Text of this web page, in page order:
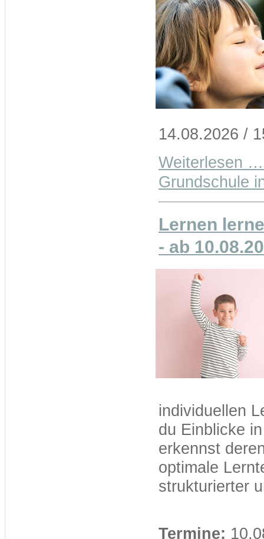
14.08.2026 /
Weiterlesen …
Grundschule
Lernen
- ab
individuellen
du Einblicke
erkennst
optimale
strukturierter
Termine: